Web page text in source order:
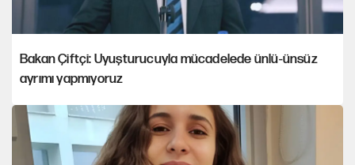
Bakan Çiftçi: Uyuşturucuyla mücadelede ünlü-ünsüz
ayrımı yapmıyoruz